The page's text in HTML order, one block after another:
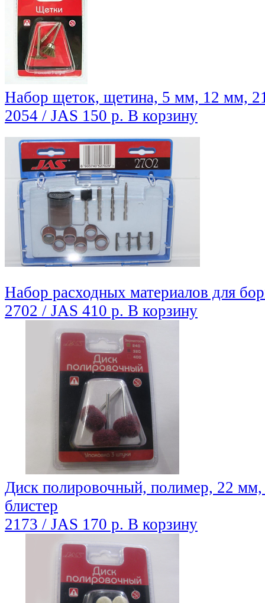
Набор щеток, щетина, 5 мм, 12 мм,
2054 / JAS 150 р. В корзину
Набор расходных материалов для
2702 / JAS 410 р. В корзину
Диск полировочный, полимер, 22
блистер
2173 / JAS 170 р. В корзину